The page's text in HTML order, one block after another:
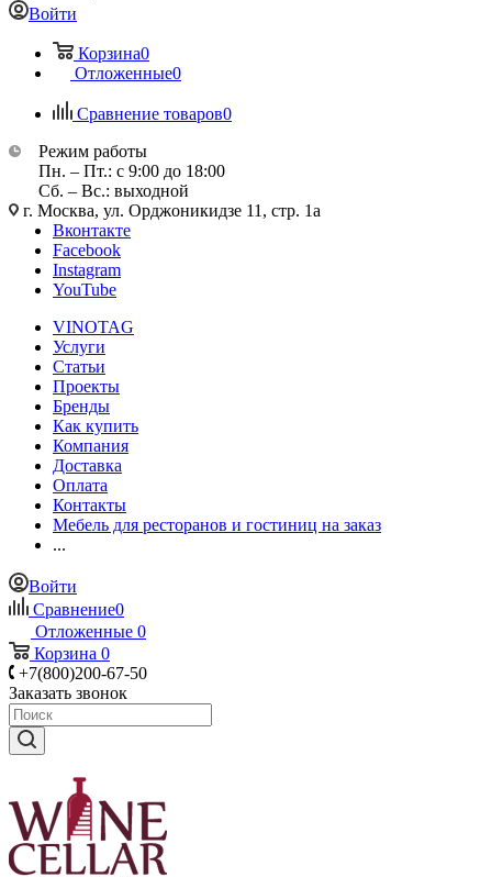
Войти
Корзина0
Отложенные0
Сравнение товаров0
Режим работы
Пн. – Пт.: с 9:00 до 18:00
Сб. – Вс.: выходной
г. Москва, ул. Орджоникидзе 11, стр. 1а
Вконтакте
Facebook
Instagram
YouTube
VINOTAG
Услуги
Статьи
Проекты
Бренды
Как купить
Компания
Доставка
Оплата
Контакты
Мебель для ресторанов и гостиниц на заказ
...
Войти
Сравнение0
Отложенные 0
Корзина 0
+7(800)200-67-50
Заказать звонок